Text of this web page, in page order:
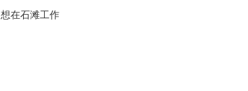
想在石滩工作